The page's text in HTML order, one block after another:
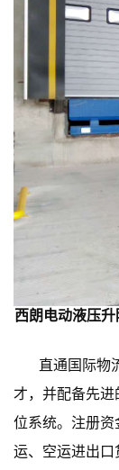
西朗电动液压
直通国际物
才，并配备先进
位系统。注册资
运、空运进出口